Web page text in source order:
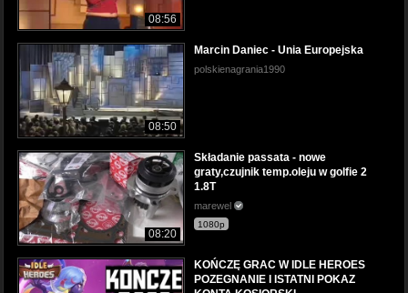
08:56
08:50
Marcin Daniec - Unia Europejska
polskienagrania1990
08:20
Składanie passata - nowe
graty,czujnik temp.oleju w golfie 2
1.8T
marewel
1080p
KOŃCZĘ GRAC W IDLE HEROES
POZEGNANIE I ISTATNI POKAZ